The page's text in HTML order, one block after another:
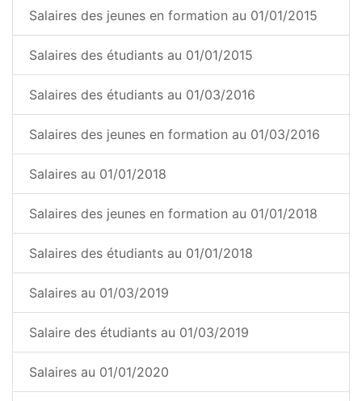
Salaires des jeunes en formation au 01/01/2015
Salaires des étudiants au 01/01/2015
Salaires des étudiants au 01/03/2016
Salaires des jeunes en formation au 01/03/2016
Salaires au 01/01/2018
Salaires des jeunes en formation au 01/01/2018
Salaires des étudiants au 01/01/2018
Salaires au 01/03/2019
Salaire des étudiants au 01/03/2019
Salaires au 01/01/2020